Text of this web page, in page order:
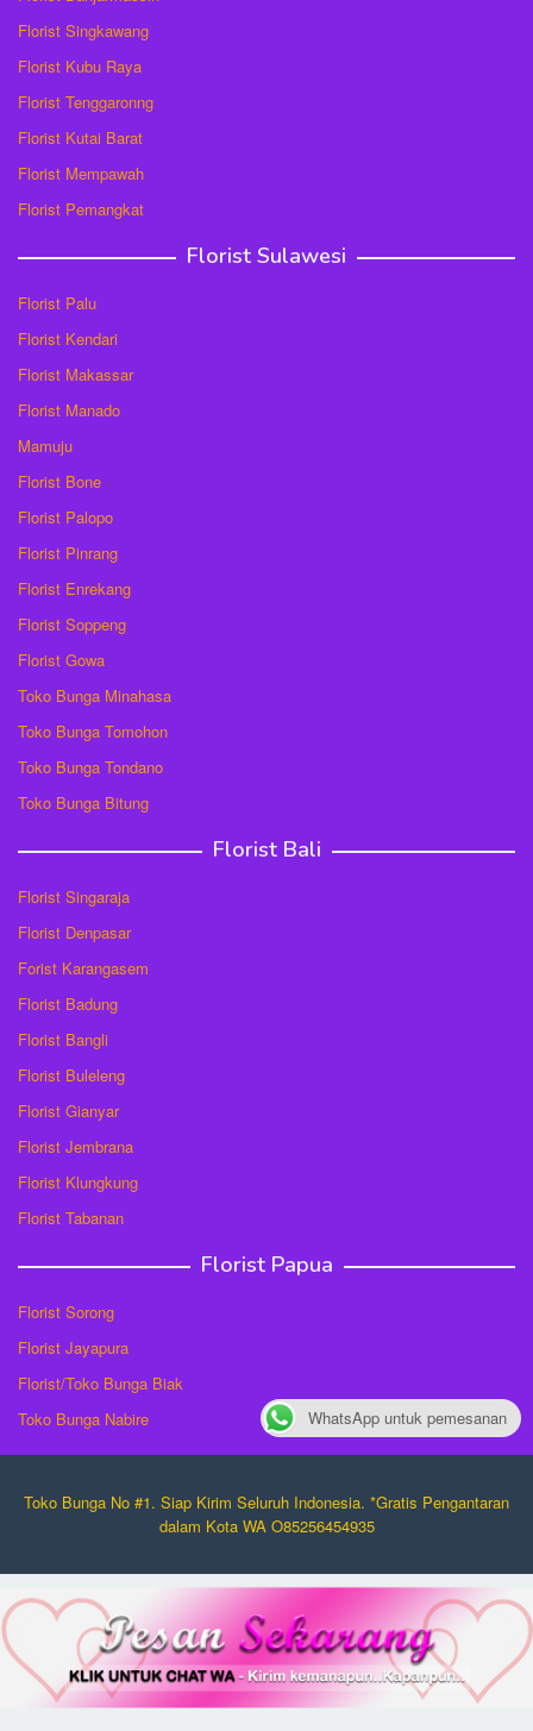
Florist Singkawang
Florist Kubu Raya
Florist Tenggaronng
Florist Kutai Barat
Florist Mempawah
Florist Pemangkat
Florist Sulawesi
Florist Palu
Florist Kendari
Florist Makassar
Florist Manado
Mamuju
Florist Bone
Florist Palopo
Florist Pinrang
Florist Enrekang
Florist Soppeng
Florist Gowa
Toko Bunga Minahasa
Toko Bunga Tomohon
Toko Bunga Tondano
Toko Bunga Bitung
Florist Bali
Florist Singaraja
Florist Denpasar
Forist Karangasem
Florist Badung
Florist Bangli
Florist Buleleng
Florist Gianyar
Florist Jembrana
Florist Klungkung
Florist Tabanan
Florist Papua
Florist Sorong
Florist Jayapura
Florist/Toko Bunga Biak
Toko Bunga Nabire
Toko Bunga No #1. Siap Kirim Seluruh Indonesia. *Gratis Pengantaran
dalam Kota WA O85256454935
WhatsApp untuk pemesanan